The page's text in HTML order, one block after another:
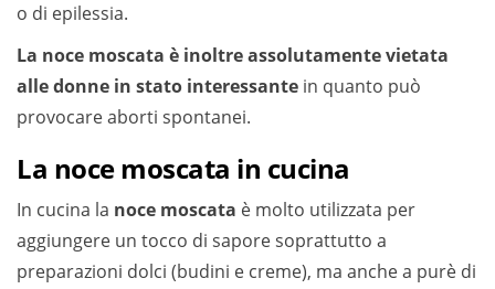
o di epilessia.
La noce moscata è inoltre assolutamente vietata
alle donne in stato interessante in quanto può
provocare aborti spontanei.
La noce moscata in cucina
In cucina la noce moscata è molto utilizzata per
aggiungere un tocco di sapore soprattutto a
preparazioni dolci (budini e creme), ma anche a purè di